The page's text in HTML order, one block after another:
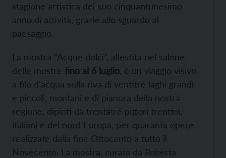
stagione artistica del suo cinquantunesimo
anno di attività, grazie allo sguardo al
paesaggio.
La mostra “Acque dolci”, allestita nel salone
delle mostre fino al 6 luglio , è un viaggio visivo
a filo d'acqua sulla riva di ventitré laghi grandi
e piccoli, montani e di pianura della nostra
regione, dipinti da trentatré pittori trentini,
italiani e del nord Europa, per quaranta opere
realizzate dalla fine Ottocento a tutto il
Novecento. La mostra, curata da Roberta